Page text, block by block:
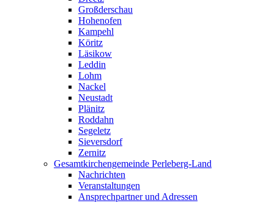
Großderschau
Hohenofen
Kampehl
Köritz
Läsikow
Leddin
Lohm
Nackel
Neustadt
Plänitz
Roddahn
Segeletz
Sieversdorf
Zernitz
Gesamtkirchengemeinde Perleberg-Land
Nachrichten
Veranstaltungen
Ansprechpartner und Adressen